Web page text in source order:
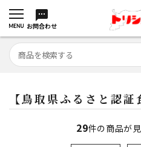
sms
お問合わせ
【鳥取県ふるさと認
29件の商品が